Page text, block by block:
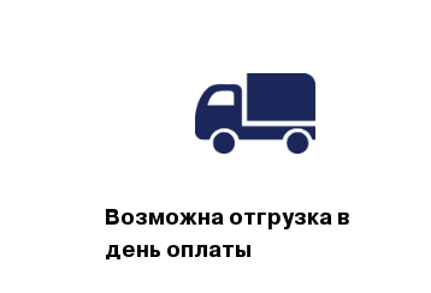
Возможна отгрузка в
день оплаты